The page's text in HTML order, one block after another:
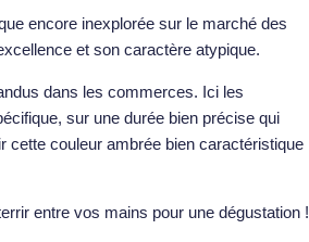
encore inexplorée sur le marché des
et son caractère atypique.
dans les commerces. Ici les
sur une durée bien précise qui
cette couleur ambrée bien caractéristique
entre vos mains pour une dégustation !